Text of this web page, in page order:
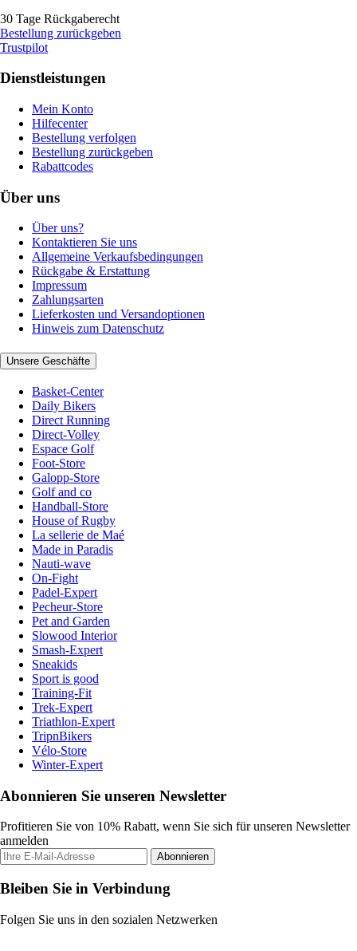
30 Tage Rückgaberecht
Bestellung zurückgeben
Trustpilot
Dienstleistungen
Mein Konto
Hilfecenter
Bestellung verfolgen
Bestellung zurückgeben
Rabattcodes
Über uns
Über uns?
Kontaktieren Sie uns
Allgemeine Verkaufsbedingungen
Rückgabe & Erstattung
Impressum
Zahlungsarten
Lieferkosten und Versandoptionen
Hinweis zum Datenschutz
Unsere Geschäfte
Basket-Center
Daily Bikers
Direct Running
Direct-Volley
Espace Golf
Foot-Store
Galopp-Store
Golf and co
Handball-Store
House of Rugby
La sellerie de Maé
Made in Paradis
Nauti-wave
On-Fight
Padel-Expert
Pecheur-Store
Pet and Garden
Slowood Interior
Smash-Expert
Sneakids
Sport is good
Training-Fit
Trek-Expert
Triathlon-Expert
TripnBikers
Vélo-Store
Winter-Expert
Abonnieren Sie unseren Newsletter
Profitieren Sie von 10% Rabatt, wenn Sie sich für unseren Newsletter
anmelden
Abonnieren
Bleiben Sie in Verbindung
Folgen Sie uns in den sozialen Netzwerken